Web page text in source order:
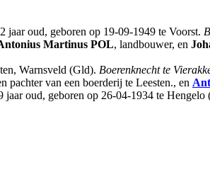
jaar oud, geboren op 19-09-1949 te Voorst.
Martinus POL, landbouwer, en
Warnsveld (Gld). Boerenknecht te
pachter van een boerderij te Leesten., en
jaar oud, geboren op 26-04-1934 te Hengelo